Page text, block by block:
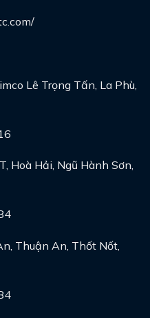
Lê Trọng Tấn, La Phù,
Hoà Hải, Ngũ Hành Sơn,
Thuận An, Thốt Nốt,